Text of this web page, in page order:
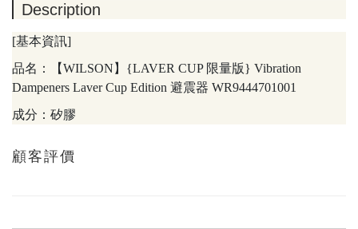
Description
[基本資訊]
品名：【WILSON】{LAVER CUP 限量版} Vibration
Dampeners Laver Cup Edition 避震器 WR9444701001
成分：矽膠
顧客評價